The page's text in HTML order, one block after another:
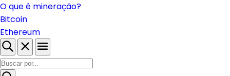
O que é mineração?
Bitcoin
Ethereum